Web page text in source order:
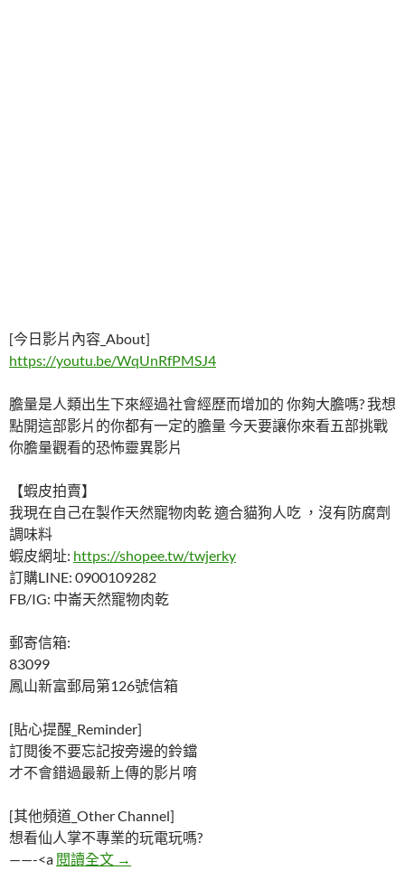
[今日影片內容_About]
https://youtu.be/WqUnRfPMSJ4
膽量是人類出生下來經過社會經歷而增加的 你夠大膽嗎? 我想
點開這部影片的你都有一定的膽量 今天要讓你來看五部挑戰
你膽量觀看的恐怖靈異影片
【蝦皮拍賣】
我現在自己在製作天然寵物肉乾 適合貓狗人吃 ，沒有防腐劑
調味料
蝦皮網址: https://shopee.tw/twjerky
訂購LINE: 0900109282
FB/IG: 中崙天然寵物肉乾
郵寄信箱:
83099
鳳山新富郵局第126號信箱
[貼心提醒_Reminder]
訂閱後不要忘記按旁邊的鈴鐺
才不會錯過最新上傳的影片唷
[其他頻道_Other Channel]
想看仙人掌不專業的玩電玩嗎?
——-<a 閱讀全文 5部你沒膽看完的恐怖短片
→